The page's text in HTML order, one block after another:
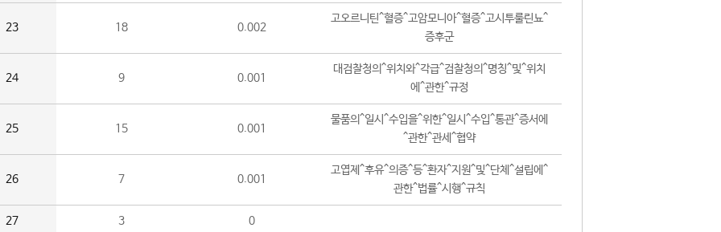
23 18 0.002
고오르니틴^혈증^고암모니아^혈증^고시투룰린뇨^
증후군
24 9 0.001
대검찰청의^위치와^각급^검찰청의^명칭^및^위치
에^관한^규정
25 15 0.001
물품의^일시^수입을^위한^일시^수입^통관^증서에
^관한^관세^협약
26 7 0.001
고엽제^후유^의증^등^환자^지원^및^단체^설립에^
관한^법률^시행^규칙
27 3 0